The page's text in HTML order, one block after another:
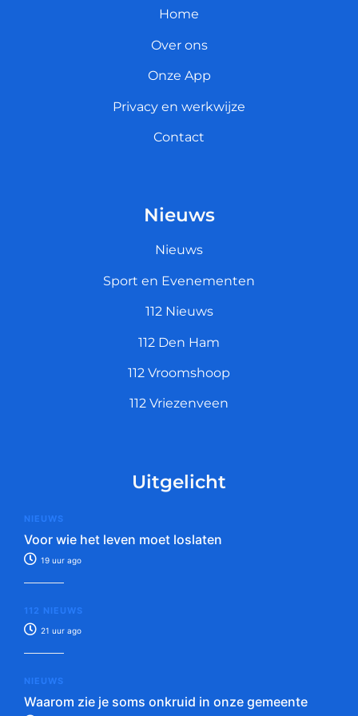
Home
Over ons
Onze App
Privacy en werkwijze
Contact
Nieuws
Nieuws
Sport en Evenementen
112 Nieuws
112 Den Ham
112 Vroomshoop
112 Vriezenveen
Uitgelicht
NIEUWS
Voor wie het leven moet loslaten
19 uur ago
112 NIEUWS
21 uur ago
NIEUWS
Waarom zie je soms onkruid in onze gemeente